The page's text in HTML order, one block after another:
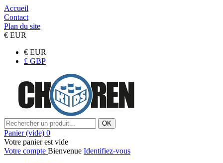
Accueil
Contact
Plan du site
€ EUR
€ EUR
£ GBP
OK
Panier (vide) 0
Votre panier est vide
Votre compte Bienvenue Identifiez-vous